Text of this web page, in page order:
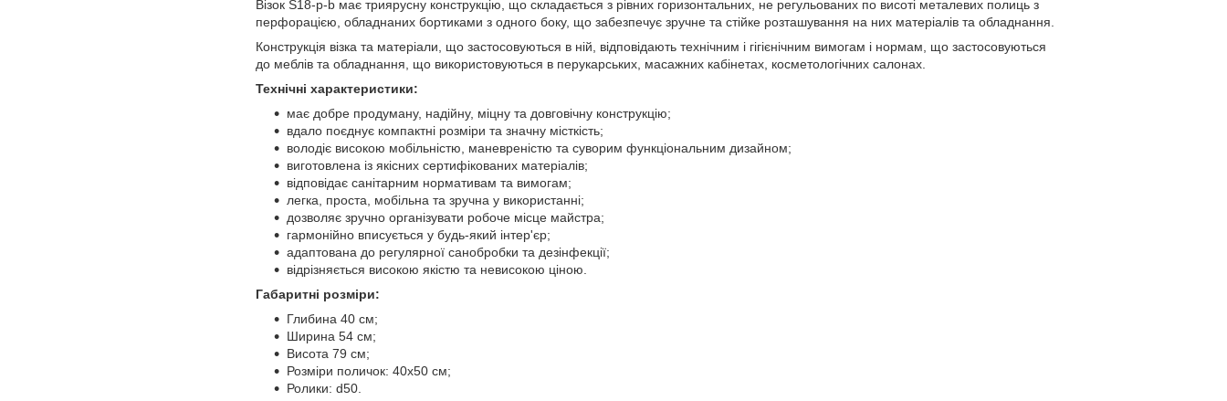
Візок S18-p-b має триярусну конструкцію, що складається з рівних горизонтальних, не регульованих по висоті металевих полиць з
перфорацією, обладнаних бортиками з одного боку, що забезпечує зручне та стійке розташування на них матеріалів та обладнання.
Конструкція візка та матеріали, що застосовуються в ній, відповідають технічним і гігієнічним вимогам і нормам, що застосовуються
до меблів та обладнання, що використовуються в перукарських, масажних кабінетах, косметологічних салонах.
Технічні характеристики:
має добре продуману, надійну, міцну та довговічну конструкцію;
вдало поєднує компактні розміри та значну місткість;
володіє високою мобільністю, маневреністю та суворим функціональним дизайном;
виготовлена із якісних сертифікованих матеріалів;
відповідає санітарним нормативам та вимогам;
легка, проста, мобільна та зручна у використанні;
дозволяє зручно організувати робоче місце майстра;
гармонійно вписується у будь-який інтер'єр;
адаптована до регулярної санобробки та дезінфекції;
відрізняється високою якістю та невисокою ціною.
Габаритні розміри:
Глибина 40 см;
Ширина 54 см;
Висота 79 см;
Розміри поличок: 40х50 см;
Ролики: d50.